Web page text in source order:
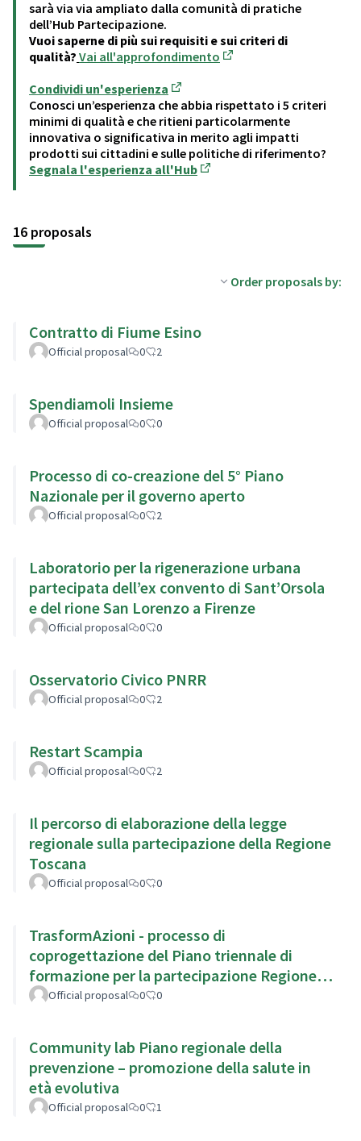
sarà via via ampliato dalla comunità di pratiche
dell’Hub Partecipazione.
Vuoi saperne di più sui requisiti e sui criteri di
qualità? Vai all'approfondimento
Condividi un'esperienza
(Opens in new tab)
Conosci un’esperienza che abbia rispettato i 5 criteri
minimi di qualità e che ritieni particolarmente
innovativa o significativa in merito agli impatti
prodotti sui cittadini e sulle politiche di riferimento?
Segnala l'esperienza all'Hub
16 proposals
Order proposals by:
Contratto di Fiume Esino
Official proposal 0 2
Spendiamoli Insieme
Official proposal 0 0
Processo di co-creazione del 5° Piano
Nazionale per il governo aperto
Official proposal 0 2
Laboratorio per la rigenerazione urbana
partecipata dell’ex convento di Sant’Orsola
e del rione San Lorenzo a Firenze
Official proposal 0 0
Osservatorio Civico PNRR
Official proposal 0 2
Restart Scampia
Official proposal 0 2
Il percorso di elaborazione della legge
regionale sulla partecipazione della Regione
Toscana
Official proposal 0 0
TrasformAzioni - processo di
coprogettazione del Piano triennale di
formazione per la partecipazione Regione
Emilia Romagna
Official proposal 0 0
Community lab Piano regionale della
prevenzione – promozione della salute in
età evolutiva
Official proposal 0 1